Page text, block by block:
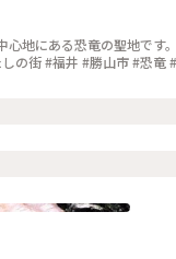
地にある恐竜の聖地です
ような気分が味わえます。 #わたしの街